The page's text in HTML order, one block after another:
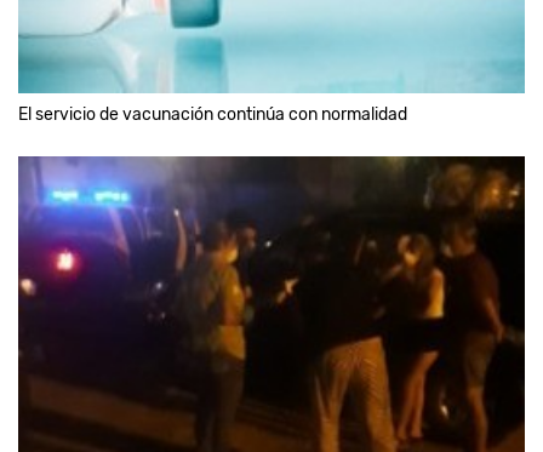
El servicio de vacunación continúa con normalidad